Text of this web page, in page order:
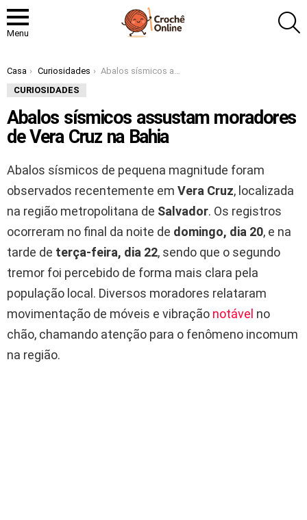
Menu
Você está aqui:
Casa Curiosidades
Abalos sísmicos assustam moradores de Vera Cruz na Bahia
CURIOSIDADES
Abalos sísmicos assustam moradores
de Vera Cruz na Bahia
Abalos sísmicos de pequena magnitude foram
observados recentemente em Vera Cruz, localizada
na região metropolitana de Salvador. Os registros
ocorreram no final da noite de domingo, dia 20, e na
tarde de terça-feira, dia 22, sendo que o segundo
tremor foi percebido de forma mais clara pela
população local. Diversos moradores relataram
movimentação de móveis e vibração notável no
chão, chamando atenção para o fenômeno incomum
na região.